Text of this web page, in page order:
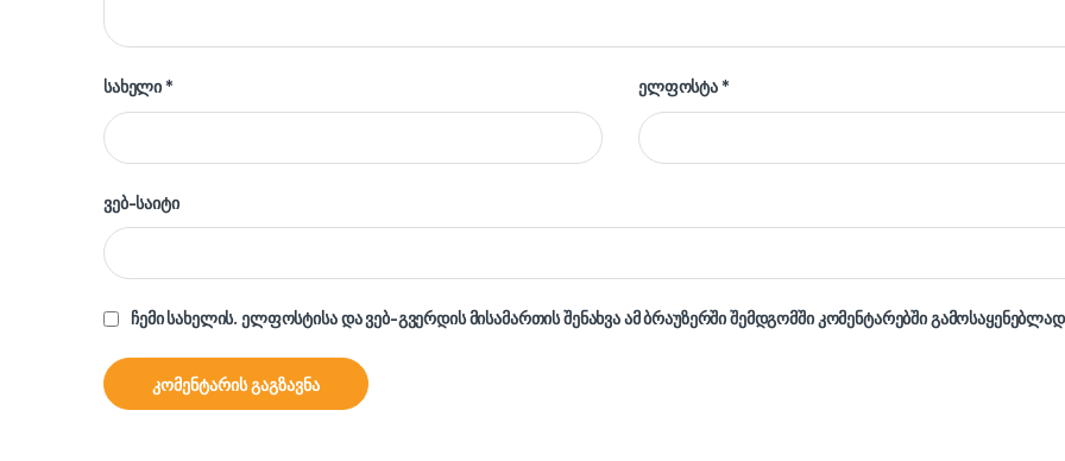
სახელი * ელფოსტა *
ვებ-საიტი
ჩემი სახელის. ელფოსტისა და ვებ-გვერდის მისამართის შენახვა ამ ბრაუზერში შემდგომში კომენტარებში